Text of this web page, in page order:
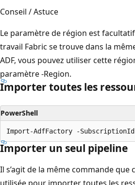
Conseil / Astuce
Le paramètre de région est
travail Fabric se trouve dans la
ADF, vous pouvez utiliser cette
paramètre -Region.
Importer toutes les
PowerShell
Importer un seul pipeline
Il s’agit de la même commande que